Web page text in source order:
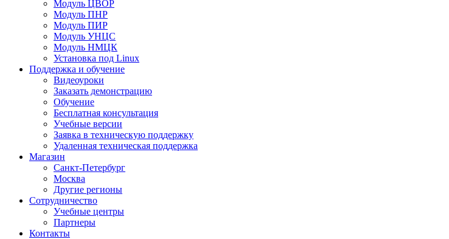
Модуль ЦВОР
Модуль ПНР
Модуль ПИР
Модуль УНЦС
Модуль НМЦК
Установка под Linux
Поддержка и обучение
Видеоуроки
Заказать демонстрацию
Обучение
Бесплатная консультация
Учебные версии
Заявка в техническую поддержку
Удаленная техническая поддержка
Магазин
Санкт-Петербург
Москва
Другие регионы
Сотрудничество
Учебные центры
Партнеры
Контакты